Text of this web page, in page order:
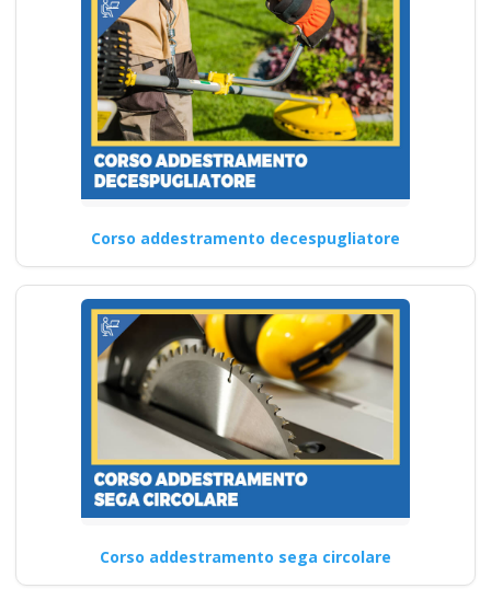
Corso addestramento decespugliatore
Corso addestramento sega circolare